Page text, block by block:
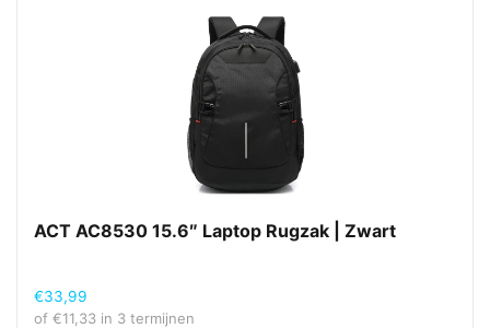
ACT AC8530 15.6″ Laptop Rugzak | Zwart
€33,99
of €11,33 in 3 termijnen